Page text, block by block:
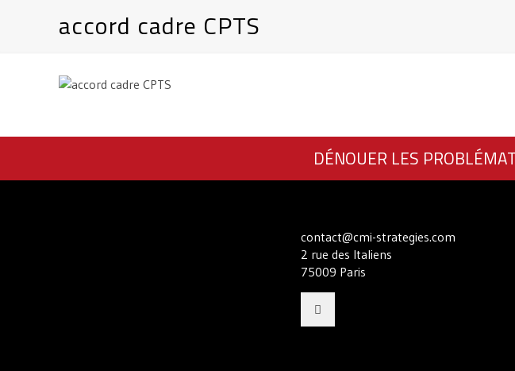
accord cadre CPTS
DÉNOUER LES
contact@cmi-strategies.com
2 rue des Italiens
75009 Paris